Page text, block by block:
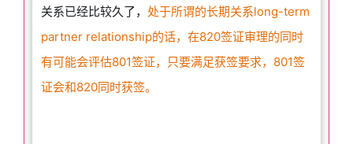
关系已经比较久了， 处于所谓的长期关系long-term
partner relationship的话，在820签证审理的同时
有可能会评估801签证，只要满足获签要求，801签
证会和820同时获签。